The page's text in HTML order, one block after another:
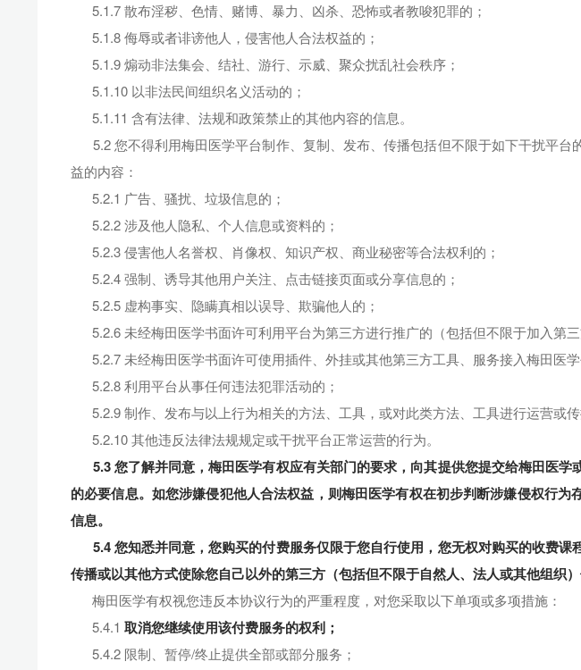
5.1.7 散布淫秽、色情、赌博、暴力、凶杀、恐怖或者教唆犯罪的；
5.1.8 侮辱或者诽谤他人，侵害他人合法权益的；
5.1.9 煽动非法集会、结社、游行、示威、聚众扰乱社会秩序；
5.1.10 以非法民间组织名义活动的；
5.1.11 含有法律、法规和政策禁止的其他内容的信息。
5.2 您不得利用梅田医学平台制作、复制、发布、传播包括但不限于如下干扰平
益的内容：
5.2.1 广告、骚扰、垃圾信息的；
5.2.2 涉及他人隐私、个人信息或资料的；
5.2.3 侵害他人名誉权、肖像权、知识产权、商业秘密等合法权利的；
5.2.4 强制、诱导其他用户关注、点击链接页面或分享信息的；
5.2.5 虚构事实、隐瞒真相以误导、欺骗他人的；
5.2.6 未经梅田医学书面许可利用平台为第三方进行推广的（包括但不限于加入第
5.2.7 未经梅田医学书面许可使用插件、外挂或其他第三方工具、服务接入梅田医
5.2.8 利用平台从事任何违法犯罪活动的；
5.2.9 制作、发布与以上行为相关的方法、工具，或对此类方法、工具进行运营或
5.2.10 其他违反法律法规规定或干扰平台正常运营的行为。
5.3 您了解并同意，梅田医学有权应有关部门的要求，向其提供您提交给梅田医
的必要信息。如您涉嫌侵犯他人合法权益，则梅田医学有权在初步判断涉嫌侵权行
信息。
5.4 您知悉并同意，您购买的付费服务仅限于您自行使用，您无权对购买的收费课
传播或以其他方式使除您自己以外的第三方（包括但不限于自然人、法人或其他组织）
梅田医学有权视您违反本协议行为的严重程度，对您采取以下单项或多项措施：
5.4.1 取消您继续使用该付费服务的权利；
5.4.2 限制、暂停/终止提供全部或部分服务；